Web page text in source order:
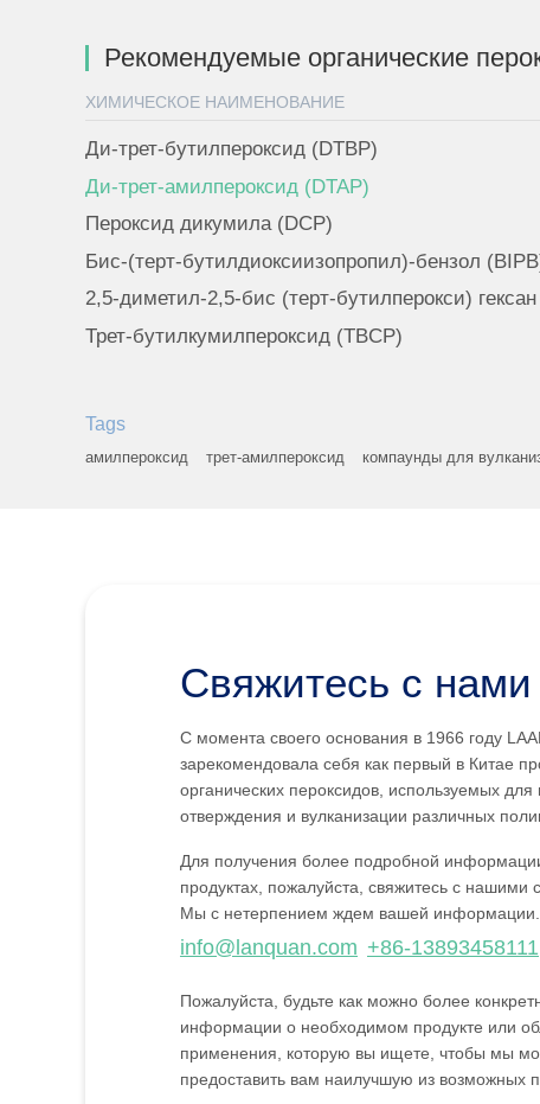
Рекомендуемые органические
ХИМИЧЕСКОЕ НАИМЕНОВАНИЕ
Ди-трет-бутилпероксид (DTBP)
Ди-трет-амилпероксид (DTAP)
Пероксид дикумила (DCP)
Биc-(терт-бутилдиоксиизопропил)-бензол
2,5-диметил-2,5-бис (терт-бутилперокси)
Трет-бутилкумилпероксид (TBCP)
Tags
амилпероксид трет-амилпероксид компаунды для
Свяжитесь с нами
С момента своего основания в 1966 году
зарекомендовала себя как первый в Китае
органических пероксидов, используемых для
отверждения и вулканизации различных
Для получения более подробной
продуктах, пожалуйста, свяжитесь с нашими
Мы с нетерпением ждем вашей информации.
info@lanquan.com +86-13893458111
Пожалуйста, будьте как можно более
информации о необходимом продукте или
применения, которую вы ищете, чтобы мы
предоставить вам наилучшую из возможных